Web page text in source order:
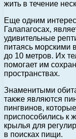
жить в течение
Еще одним
Галапагосах,
удивительные
питаясь морскими
до 10 метров. Их
помогает им
пространствах.
Знаменитыми
также являются
пингвинов,
приспособились к
крылья для
в поисках пищи.